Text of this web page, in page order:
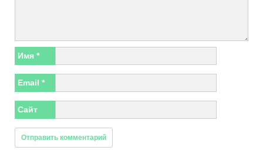
Имя *
Email *
Сайт